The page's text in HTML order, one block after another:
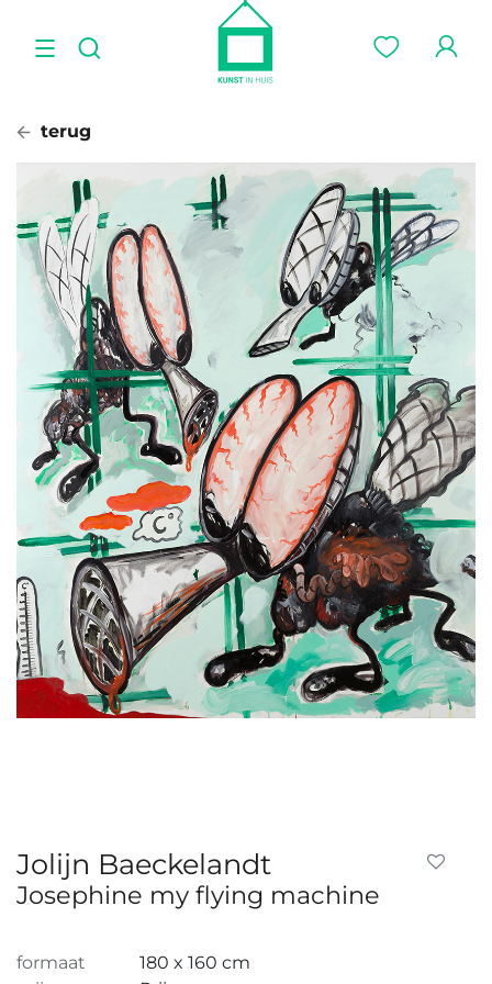
terug
Jolijn Baeckelandt
Josephine my flying machine
formaat
180 x 160 cm